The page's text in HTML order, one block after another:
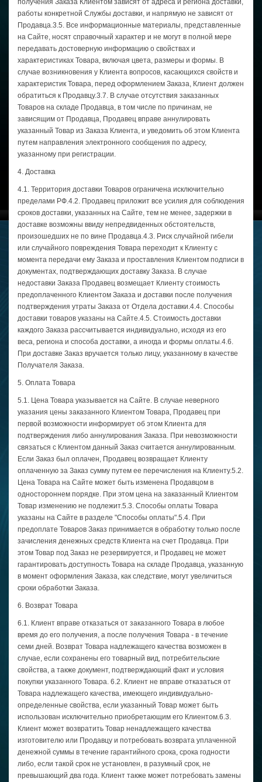
работы конкретной Службы доставки, и напрямую не зависят от
Продавца.3.5. Все информационные материалы, представленные
на Сайте, носят справочный характер и не могут в полной мере
передавать достоверную информацию о свойствах и
характеристиках Товара, включая цвета, размеры и формы. В
случае возникновения у Клиента вопросов, касающихся свойств и
характеристик Товара, перед оформлением Заказа, Клиент должен
обратиться к Продавцу.3.7. В случае отсутствия заказанных
Товаров на складе Продавца, в том числе по причинам, не
зависящим от Продавца, Продавец вправе аннулировать
указанный Товар из Заказа Клиента, и уведомить об этом Клиента
путем направления электронного сообщения по адресу,
указанному при регистрации.
4. Доставка
4.1. Территория доставки Товаров ограничена исключительно
пределами РФ.4.2. Продавец приложит все усилия для соблюдения
сроков доставки, указанных на Сайте, тем не менее, задержки в
доставке возможны ввиду непредвиденных обстоятельств,
произошедших не по вине Продавца.4.3. Риск случайной гибели
или случайного повреждения Товара переходит к Клиенту с
момента передачи ему Заказа и проставления Клиентом подписи в
документах, подтверждающих доставку Заказа. В случае
недоставки Заказа Продавец возмещает Клиенту стоимость
предоплаченного Клиентом Заказа и доставки после получения
подтверждения утраты Заказа от Отдела доставки.4.4. Способы
доставки товаров указаны на Сайте.4.5. Стоимость доставки
каждого Заказа рассчитывается индивидуально, исходя из его
веса, региона и способа доставки, а иногда и формы оплаты.4.6.
При доставке Заказ вручается только лицу, указанному в качестве
Получателя Заказа.
5. Оплата Товара
5.1. Цена Товара указывается на Сайте. В случае неверного
указания цены заказанного Клиентом Товара, Продавец при
первой возможности информирует об этом Клиента для
подтверждения либо аннулирования Заказа. При невозможности
связаться с Клиентом данный Заказ считается аннулированным.
Если Заказ был оплачен, Продавец возвращает Клиенту
оплаченную за Заказ сумму путем ее перечисления на Клиенту.5.2.
Цена Товара на Сайте может быть изменена Продавцом в
одностороннем порядке. При этом цена на заказанный Клиентом
Товар изменению не подлежит.5.3. Способы оплаты Товара
указаны на Сайте в разделе "Способы оплаты".5.4. При
предоплате Товаров Заказ принимается в обработку только после
зачисления денежных средств Клиента на счет Продавца. При
этом Товар под Заказ не резервируется, и Продавец не может
гарантировать доступность Товара на складе Продавца, указанную
в момент оформления Заказа, как следствие, могут увеличиться
сроки обработки Заказа.
6. Возврат Товара
6.1. Клиент вправе отказаться от заказанного Товара в любое
время до его получения, а после получения Товара - в течение
семи дней. Возврат Товара надлежащего качества возможен в
случае, если сохранены его товарный вид, потребительские
свойства, а также документ, подтверждающий факт и условия
покупки указанного Товара. 6.2. Клиент не вправе отказаться от
Товара надлежащего качества, имеющего индивидуально-
определенные свойства, если указанный Товар может быть
использован исключительно приобретающим его Клиентом.6.3.
Клиент может возвратить Товар ненадлежащего качества
изготовителю или Продавцу и потребовать возврата уплаченной
денежной суммы в течение гарантийного срока, срока годности
либо, если такой срок не установлен, в разумный срок, не
превышающий два года. Клиент также может потребовать замены